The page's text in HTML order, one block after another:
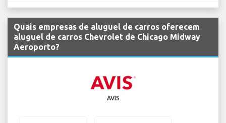
Quais empresas de aluguel de carros oferecem
aluguel de carros Chevrolet de Chicago Midway
Aeroporto?
AVIS